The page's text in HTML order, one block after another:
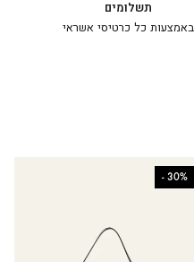
תשלומים
באמצעות כל כרטיסי אשראי
30%
-